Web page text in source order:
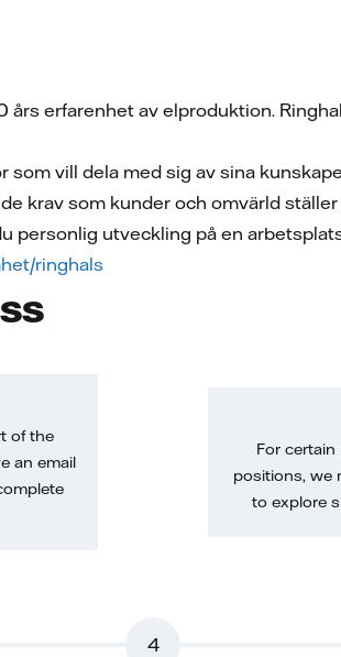
erfarenhet av elproduktion.
vill dela med sig av sina
krav som kunder och omvärld ställer
personlig utveckling på en
ringhals
of the
an email
4
For
positions, we
to explore